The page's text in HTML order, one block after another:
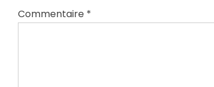
Commentaire *